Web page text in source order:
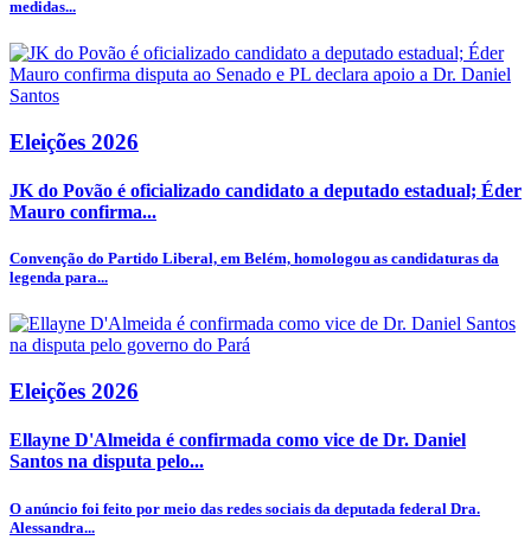
medidas...
Eleições 2026
JK do Povão é oficializado candidato a deputado estadual; Éder
Mauro confirma...
Convenção do Partido Liberal, em Belém, homologou as candidaturas da
legenda para...
Eleições 2026
Ellayne D'Almeida é confirmada como vice de Dr. Daniel
Santos na disputa pelo...
O anúncio foi feito por meio das redes sociais da deputada federal Dra.
Alessandra...